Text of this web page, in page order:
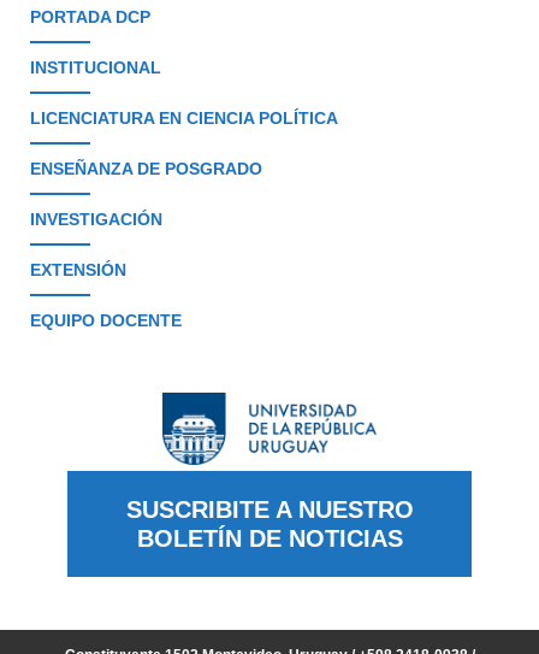
PORTADA DCP
INSTITUCIONAL
LICENCIATURA EN CIENCIA POLÍTICA
ENSEÑANZA DE POSGRADO
INVESTIGACIÓN
EXTENSIÓN
EQUIPO DOCENTE
SUSCRIBITE A NUESTRO
BOLETÍN DE NOTICIAS